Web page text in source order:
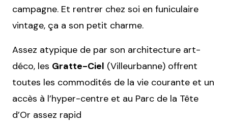
campagne. Et rentrer chez soi en funiculaire
vintage, ça a son petit charme.
Assez atypique de par son architecture art-
déco, les Gratte-Ciel (Villeurbanne) offrent
toutes les commodités de la vie courante et un
accès à l’hyper-centre et au Parc de la Tête
d’Or assez rapid